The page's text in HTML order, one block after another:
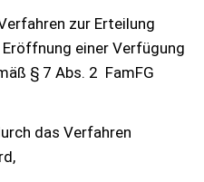
zur Erteilung
einer Verfügung
§ 7 Abs. 2 FamFG
das Verfahren